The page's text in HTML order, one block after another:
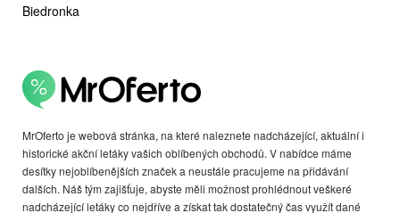
MrOferto je webová stránka, na které naleznete nadcházející, aktuální i
historické akční letáky vašich oblíbených obchodů. V nabídce máme
desítky nejoblíbenějších značek a neustále pracujeme na přidávání
dalších. Náš tým zajišťuje, abyste měli možnost prohlédnout veškeré
nadcházející letáky co nejdříve a získat tak dostatečný čas využít dané
Biedronka